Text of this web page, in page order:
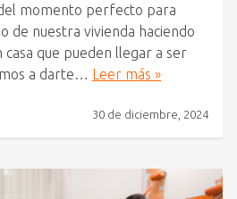
momento perfecto para
de nuestra vivienda haciendo
casa que pueden llegar a ser
a darte… Leer más »
30 de diciembre, 2024